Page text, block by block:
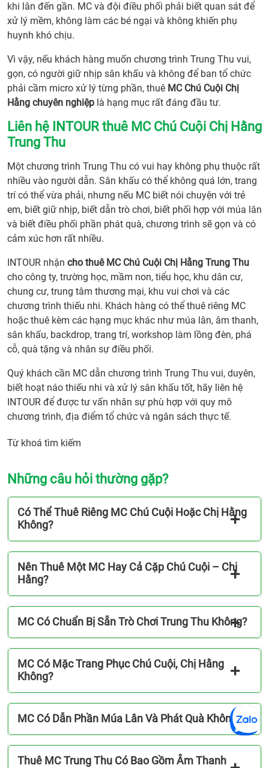
khi lân đến gần. MC và đội điều phối phải biết quan sát để
xử lý mềm, không làm các bé ngại và không khiến phụ
huynh khó chịu.
Vì vậy, nếu khách hàng muốn chương trình Trung Thu vui,
gọn, có người giữ nhịp sân khấu và không để ban tổ chức
phải cầm micro xử lý từng phần, thuê MC Chú Cuội Chị
Hằng chuyên nghiệp là hạng mục rất đáng đầu tư.
Liên hệ INTOUR thuê MC Chú Cuội Chị Hằng
Trung Thu
Một chương trình Trung Thu có vui hay không phụ thuộc rất
nhiều vào người dẫn. Sân khấu có thể không quá lớn, trang
trí có thể vừa phải, nhưng nếu MC biết nói chuyện với trẻ
em, biết giữ nhịp, biết dẫn trò chơi, biết phối hợp với múa lân
và biết điều phối phần phát quà, chương trình sẽ gọn và có
cảm xúc hơn rất nhiều.
INTOUR nhận cho thuê MC Chú Cuội Chị Hằng Trung Thu
cho công ty, trường học, mầm non, tiểu học, khu dân cư,
chung cư, trung tâm thương mại, khu vui chơi và các
chương trình thiếu nhi. Khách hàng có thể thuê riêng MC
hoặc thuê kèm các hạng mục khác như múa lân, âm thanh,
sân khấu, backdrop, trang trí, workshop làm lồng đèn, phá
cỗ, quà tặng và nhân sự điều phối.
Quý khách cần MC dẫn chương trình Trung Thu vui, duyên,
biết hoạt náo thiếu nhi và xử lý sân khấu tốt, hãy liên hệ
INTOUR để được tư vấn nhân sự phù hợp với quy mô
chương trình, địa điểm tổ chức và ngân sách thực tế.
Từ khoá tìm kiếm
Những câu hỏi thường gặp?
Có Thể Thuê Riêng MC Chú Cuội Hoặc Chị Hằng
Không?
Nên Thuê Một MC Hay Cả Cặp Chú Cuội – Chị
Hằng?
MC Có Chuẩn Bị Sẵn Trò Chơi Trung Thu Không?
MC Có Mặc Trang Phục Chú Cuội, Chị Hằng
Không?
MC Có Dẫn Phần Múa Lân Và Phát Quà Không?
Thuê MC Trung Thu Có Bao Gồm Âm Thanh